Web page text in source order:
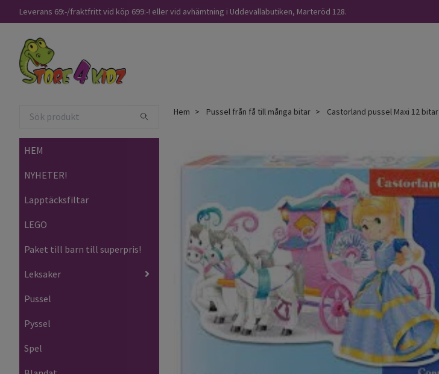
Leverans 69:-/fraktfritt vid köp 699:-! eller vid avhämtning i Uddevallabutiken, Marteröd 128.
HEM
NYHETER!
Lapptäcksfiltar
LEGO
Paket till barn till superpris!
Leksaker
Pussel
Pyssel
Spel
Hem Pussel från få till många bitar Castorland pussel Maxi 12 bitar